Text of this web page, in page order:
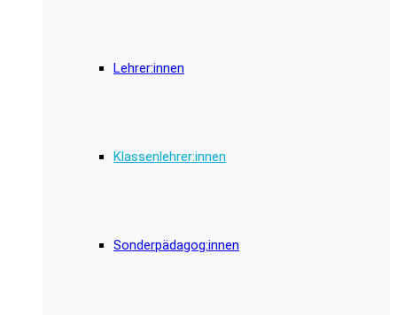
Lehrer:innen
Klassenlehrer:innen
Sonderpädagog:innen